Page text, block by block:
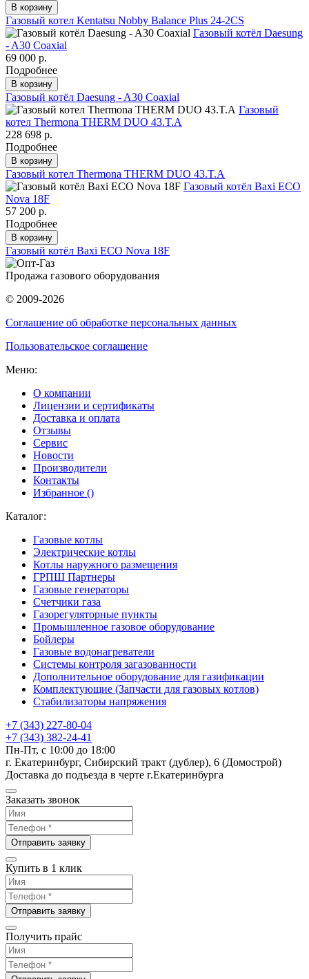
В корзину
Газовый котел Kentatsu Nobby Balance Plus 24-2CS
Газовый котёл Daesung
- A30 Coaxial
69 000 р.
Подробнее
В корзину
Газовый котёл Daesung - A30 Coaxial
Газовый
котел Thermona THERM DUO 43.T.A
228 698 р.
Подробнее
В корзину
Газовый котел Thermona THERM DUO 43.T.A
Газовый котёл Baxi ECO
Nova 18F
57 200 р.
Подробнее
В корзину
Газовый котёл Baxi ECO Nova 18F
Продажа газового оборудования
© 2009-2026
Соглашение об обработке персональных данных
Пользовательское соглашение
Меню:
О компании
Лицензии и сертификаты
Доставка и оплата
Отзывы
Сервис
Новости
Производители
Контакты
Избранное ()
Каталог:
Газовые котлы
Электрические котлы
Котлы наружного размещения
ГРПШ Партнеры
Газовые генераторы
Счетчики газа
Газорегуляторные пункты
Промышленное газовое оборудование
Бойлеры
Газовые водонагреватели
Системы контроля загазованности
Дополнительное оборудование для газификации
Комплектующие (Запчасти для газовых котлов)
Стабилизаторы напряжения
+7 (343) 227-80-04
+7 (343) 382-24-41
Пн-Пт, с 10:00 до 18:00
г. Екатеринбург, Сибирский тракт (дублер), 6 (Домострой)
Доставка до подъезда в черте г.Екатеринбурга
Заказать звонок
Отправить заявку
Купить в 1 клик
Отправить заявку
Получить прайс